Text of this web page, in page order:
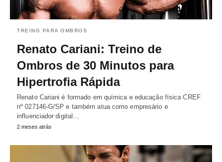
TREINO PARA OMBROS
Renato Cariani: Treino de
Ombros de 30 Minutos para
Hipertrofia Rápida
Renato Cariani é formado em química e educação física CREF
nº 027146-G/SP e também atua como empresário e
influenciador digital…
2 meses atrás